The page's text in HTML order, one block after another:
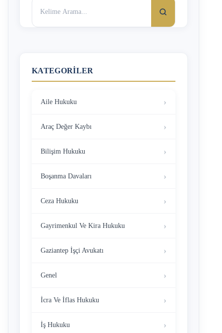
Arama:
KATEGORILER
Aile Hukuku
Araç Değer Kaybı
Bilişim Hukuku
Boşanma Davaları
Ceza Hukuku
Gayrimenkul Ve Kira Hukuku
Gaziantep İşçi Avukatı
Genel
İcra Ve İflas Hukuku
İş Hukuku